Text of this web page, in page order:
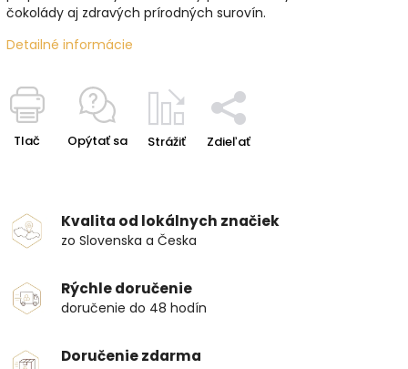
čokolády aj zdravých prírodných surovín.
Detailné informácie
Tlač Opýtať sa Strážiť Zdieľať
Kvalita od lokálnych značiek
zo Slovenska a Česka
Rýchle doručenie
doručenie do 48 hodín
Doručenie zdarma